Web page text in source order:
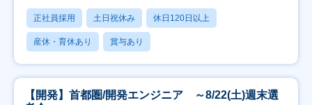
正社員採用 土日祝休み 休日120日以上
産休・育休あり 賞与あり
【開発】首都圏/開発エンジニア ～8/22(土)週末選